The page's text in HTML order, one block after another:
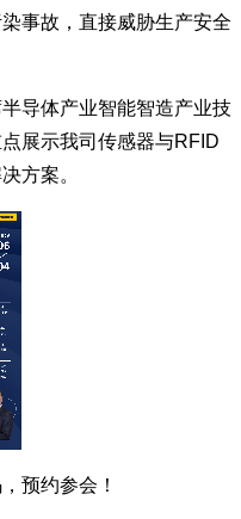
事故，直接威胁生产安全
导体产业智能智造产业技
展示我司传感器与RFID
方案。
预约参会！